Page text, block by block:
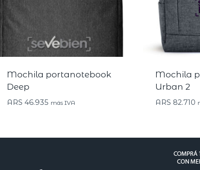
Mochila portanotebook
Deep
ARS 46.935 más IVA
Mochila
Urban 2
ARS 82.710